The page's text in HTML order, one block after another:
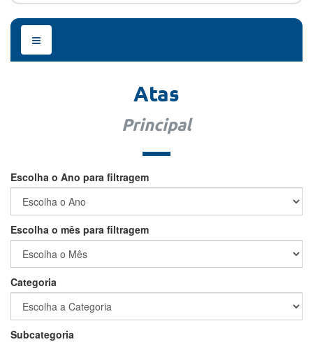
Menu
de
Atas
Principal
Escolha o Ano para filtragem
Escolha o mês para filtragem
Categoria
Subcategoria